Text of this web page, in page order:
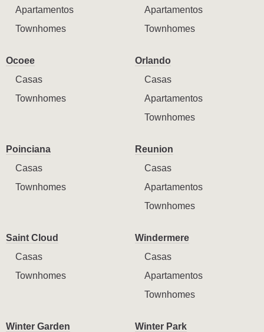
Apartamentos
Townhomes
Apartamentos
Townhomes
Ocoee
Casas
Townhomes
Orlando
Casas
Apartamentos
Townhomes
Poinciana
Casas
Townhomes
Reunion
Casas
Apartamentos
Townhomes
Saint Cloud
Casas
Townhomes
Windermere
Casas
Apartamentos
Townhomes
Winter Garden
Winter Park